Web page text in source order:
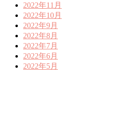
2022年11月
2022年10月
2022年9月
2022年8月
2022年7月
2022年6月
2022年5月